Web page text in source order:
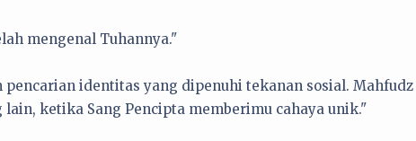
mengenal Tuhannya."
identitas yang dipenuhi tekanan sosial. Mahfudz
ketika Sang Pencipta memberimu cahaya unik."